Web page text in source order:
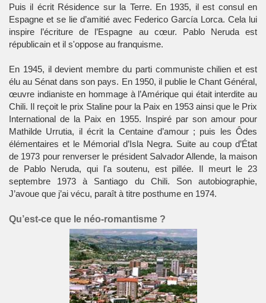
Puis il écrit Résidence sur la Terre. En 1935, il est consul en
Espagne et se lie d’amitié avec Federico García Lorca. Cela lui
inspire l’écriture de l’Espagne au cœur. Pablo Neruda est
républicain et il s'oppose au franquisme.
En 1945, il devient membre du parti communiste chilien et est
élu au Sénat dans son pays. En 1950, il publie le Chant Général,
œuvre indianiste en hommage à l’Amérique qui était interdite au
Chili. Il reçoit le prix Staline pour la Paix en 1953 ainsi que le Prix
International de la Paix en 1955. Inspiré par son amour pour
Mathilde Urrutia, il écrit la Centaine d’amour ; puis les Ôdes
élémentaires et le Mémorial d’Isla Negra. Suite au coup d’État
de 1973 pour renverser le président Salvador Allende, la maison
de Pablo Neruda, qui l'a soutenu, est pillée. Il meurt le 23
septembre 1973 à Santiago du Chili. Son autobiographie,
J’avoue que j’ai vécu, paraît à titre posthume en 1974.
Qu’est-ce que le néo-romantisme ?